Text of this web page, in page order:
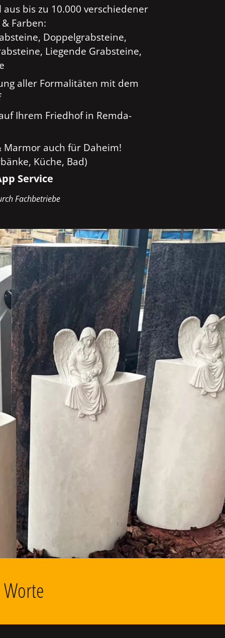
aus bis zu 10.000 verschiedener
Farben:
Doppelgrabsteine,
Liegende Grabsteine,
aller Formalitäten mit dem
Ihrem Friedhof in Remda-
Marmor auch für Daheim!
Küche, Bad)
Service
Fachbetriebe